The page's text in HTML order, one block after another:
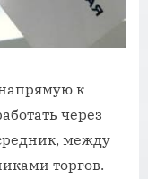
к
через
между
торгов.